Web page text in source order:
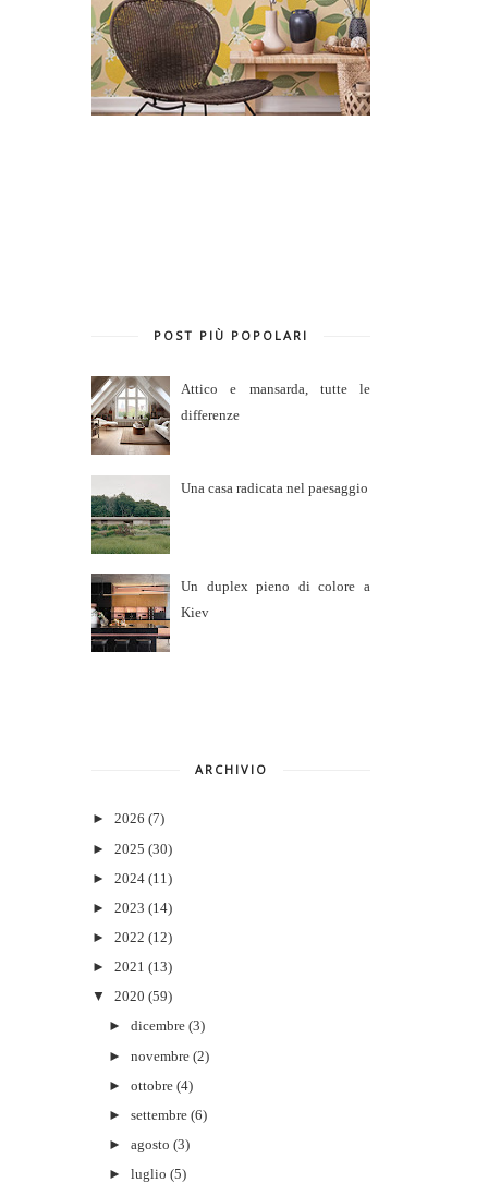
POST PIÙ POPOLARI
Attico e mansarda, tutte le
differenze
Una casa radicata nel paesaggio
Un duplex pieno di colore a
Kiev
ARCHIVIO
► 2026 (7)
► 2025 (30)
► 2024 (11)
► 2023 (14)
► 2022 (12)
► 2021 (13)
▼
2020 (59)
►dicembre (3)
►novembre (2)
►ottobre (4)
►settembre (6)
►agosto (3)
►luglio (5)